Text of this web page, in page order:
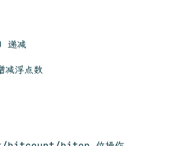
递减
浮点数